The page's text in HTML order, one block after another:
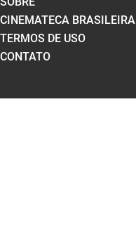
CINEMATECA BRASILEIRA
TERMOS DE USO
CONTATO